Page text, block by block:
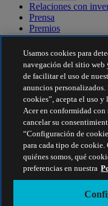
Relaciones con
Prensa
Premios
Eventos
Sostenibilidad
Sostenibilidad
Responsabilidad
Huella de carbono
Proyecto Humanity
Earthion
Política de privacidad
Política de cookies
Aviso legal
Información legal adicional
Política de accesibilidad
Usamos cookies para
navegación del sitio web
de facilitar el uso de
anuncios
cookies”, acepta el uso
Acer en conformidad con
cancelar su
“Configuración de
para cada tipo de
quiénes somos, qué
preferencias en nuestra